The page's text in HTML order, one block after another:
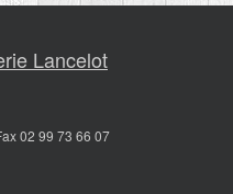
Lancelot
02 99 73 66 07